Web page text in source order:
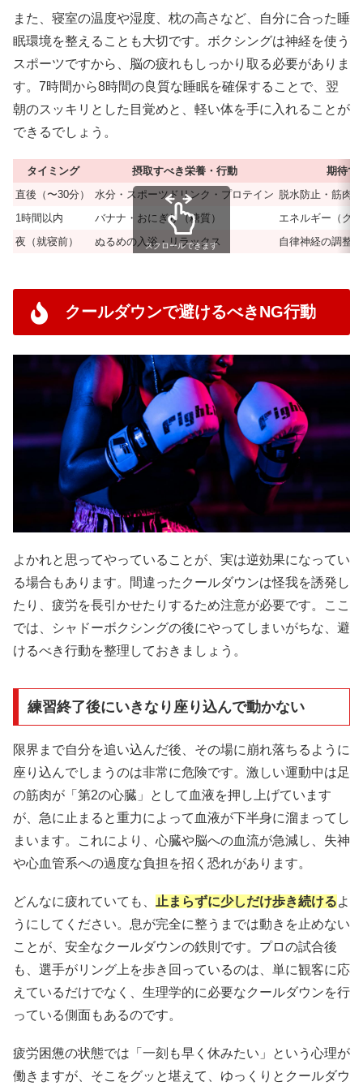
また、寝室の温度や湿度、枕の高さなど、自分に合った睡
眠環境を整えることも大切です。ボクシングは神経を使う
スポーツですから、脳の疲れもしっかり取る必要がありま
す。7時間から8時間の良質な睡眠を確保することで、翌
朝のスッキリとした目覚めと、軽い体を手に入れることが
できるでしょう。
タイミング 摂取すべき栄養・行動
期待で
直後（〜30分）
水分・スポーツドリンク・プロテイン 脱水防止・筋肉
1時間以内
バナナ・おにぎり（糖質）
エネルギー（グ
夜（就寝前）
ぬるめの入浴・リラックス 自律神経の調整
スクロールできます
クールダウンで避けるべきNG行動
よかれと思ってやっていることが、実は逆効果になってい
る場合もあります。間違ったクールダウンは怪我を誘発し
たり、疲労を長引かせたりするため注意が必要です。ここ
では、シャドーボクシングの後にやってしまいがちな、避
けるべき行動を整理しておきましょう。
練習終了後にいきなり座り込んで動かない
限界まで自分を追い込んだ後、その場に崩れ落ちるように
座り込んでしまうのは非常に危険です。激しい運動中は足
の筋肉が「第2の心臓」として血液を押し上げています
が、急に止まると重力によって血液が下半身に溜まってし
まいます。これにより、心臓や脳への血流が急減し、失神
や心血管系への過度な負担を招く恐れがあります。
どんなに疲れていても、 止まらずに少しだけ歩き続けるよ
うにしてください。息が完全に整うまでは動きを止めない
ことが、安全なクールダウンの鉄則です。プロの試合後
も、選手がリング上を歩き回っているのは、単に観客に応
えているだけでなく、生理学的に必要なクールダウンを行
っている側面もあるのです。
疲労困憊の状態では「一刻も早く休みたい」という心理が
働きますが、そこをグッと堪えて、ゆっくりとクールダウ